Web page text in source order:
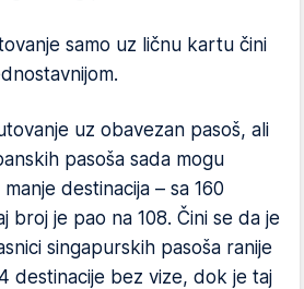
samo uz ličnu kartu čini
uz obavezan pasoš, ali
pasoša sada mogu
destinacija – sa 160
broj je pao na 108. Čini se da je
singapurskih pasoša ranije
destinacije bez vize, dok je taj